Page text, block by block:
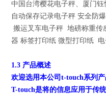
中国台湾樱花电子秤、厦门
自动保存记录电子秤 安全防
搬运叉车电子秤 地磅称重传
器 标签打印纸 微型打印纸
1.3 产品概述
欢迎选用本公司t-touch系列
T-touch是将的信息应用于传